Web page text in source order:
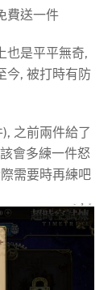
費送一件
也是平平無奇,
今, 被打時有防
之前兩件給了
會多練一件怒
需要時再練吧